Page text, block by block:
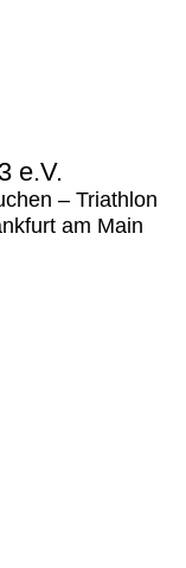
e.V.
– Triathlon
am Main